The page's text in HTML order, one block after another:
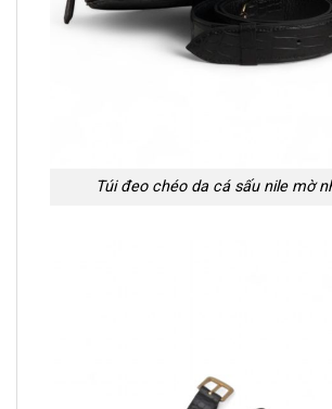
Túi đeo chéo da cá sấu nile mờ